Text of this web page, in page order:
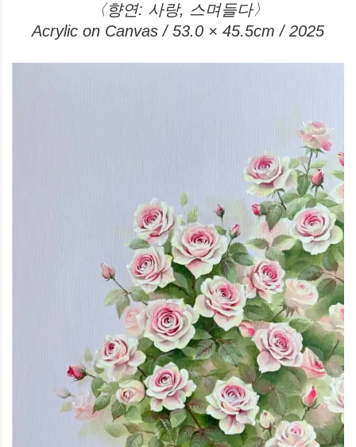
〈향연: 사랑, 스며들다〉
Acrylic on Canvas / 53.0 × 45.5cm / 2025